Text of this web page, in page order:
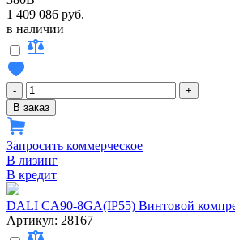
1 409 086 руб.
в наличии
-
+
В заказ
Запросить коммерческое
В лизинг
В кредит
DALI CA90-8GA(IP55) Винтовой
Артикул: 28167